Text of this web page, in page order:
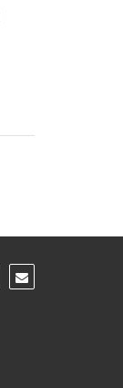
Gå
til: